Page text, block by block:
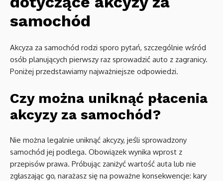
samochód
Akcyza za samochód rodzi sporo pytań, szczególnie wśród
osób planujących pierwszy raz sprowadzić auto z zagranicy.
Poniżej przedstawiamy najważniejsze odpowiedzi.
Czy można uniknąć płacenia
akcyzy za samochód?
Nie można legalnie uniknąć akcyzy, jeśli sprowadzony
samochód jej podlega. Obowiązek wynika wprost z
przepisów prawa. Próbując zaniżyć wartość auta lub nie
zgłaszając go, narażasz się na poważne konsekwencje: kary